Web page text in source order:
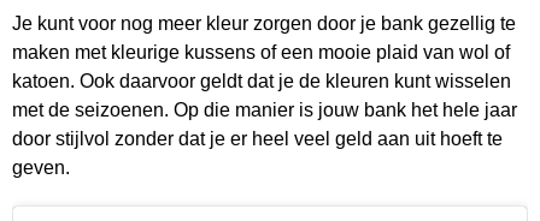
Je kunt voor nog meer kleur zorgen door je bank gezellig te
maken met kleurige kussens of een mooie plaid van wol of
katoen. Ook daarvoor geldt dat je de kleuren kunt wisselen
met de seizoenen. Op die manier is jouw bank het hele jaar
door stijlvol zonder dat je er heel veel geld aan uit hoeft te
geven.